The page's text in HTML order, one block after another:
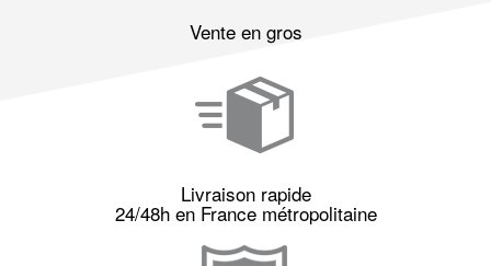
Vente en gros
Livraison rapide
24/48h en France métropolitaine